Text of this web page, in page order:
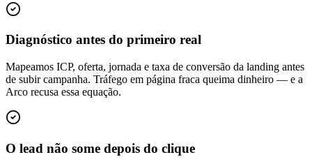
Diagnóstico antes do primeiro real
Mapeamos ICP, oferta, jornada e taxa de conversão da landing antes
de subir campanha. Tráfego em página fraca queima dinheiro — e a
Arco recusa essa equação.
O lead não some depois do clique